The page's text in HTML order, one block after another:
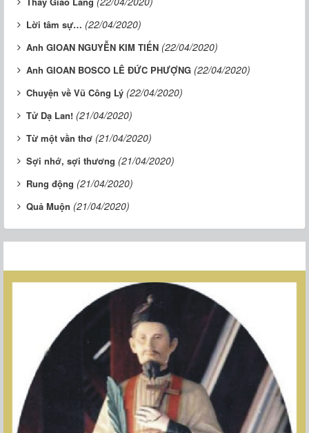
Lời tâm sự… (22/04/2020)
Anh GIOAN NGUYỄN KIM TIẾN (22/04/2020)
Anh GIOAN BOSCO LÊ ĐỨC PHƯỢNG (22/04/2020)
Chuyện về Vũ Công Lý (22/04/2020)
Tử Dạ Lan! (21/04/2020)
Từ một vần thơ (21/04/2020)
Sợi nhớ, sợi thương (21/04/2020)
Rung động (21/04/2020)
Quả Muộn (21/04/2020)